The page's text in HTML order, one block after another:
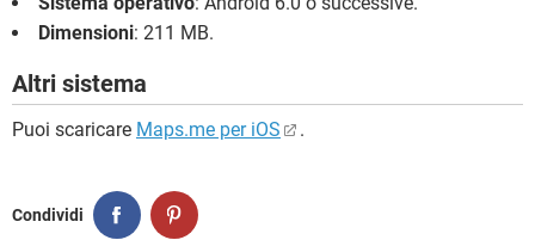
Dimensioni: 211 MB.
Altri sistema
Puoi scaricare Maps.me per iOS .
Condividi